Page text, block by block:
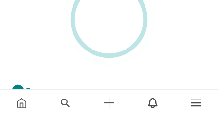
Comment